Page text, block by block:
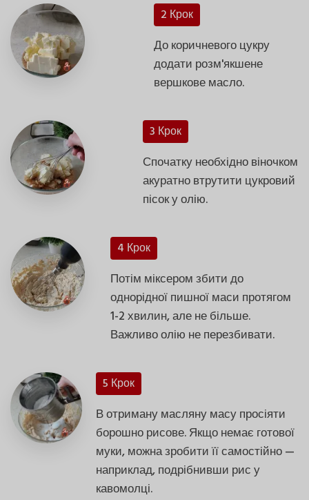
2 Крок
До коричневого цукру
додати розм'якшене
вершкове масло.
3 Крок
Спочатку необхідно віночком
акуратно втрутити цукровий
пісок у олію.
4 Крок
Потім міксером збити до
однорідної пишної маси протягом
1-2 хвилин, але не більше.
Важливо олію не перезбивати.
5 Крок
В отриману масляну масу просіяти
борошно рисове. Якщо немає готової
муки, можна зробити її самостійно —
наприклад, подрібнивши рис у
кавомолці.